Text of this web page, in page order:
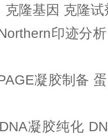
克隆基因 克隆
印迹分
凝胶制备
凝胶纯化